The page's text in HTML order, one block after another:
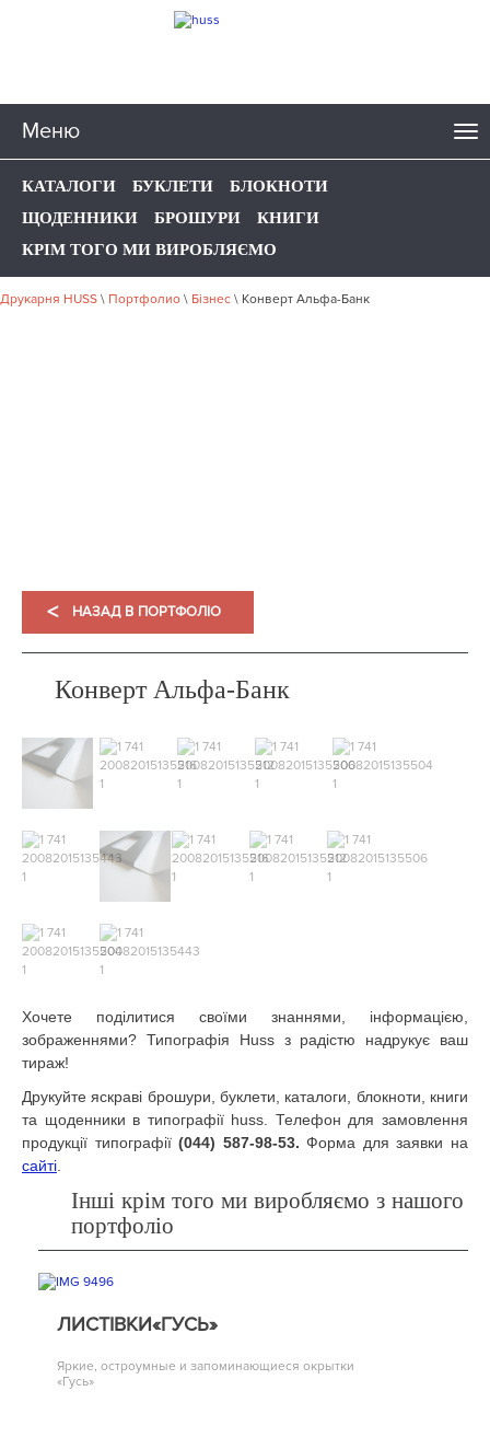
Меню
КАТАЛОГИ БУКЛЕТИ
БЛОКНОТИ
ЩОДЕННИКИ
БРОШУРИ
КНИГИ
КРІМ ТОГО МИ ВИРОБЛЯЄМО
Друкарня HUSS \ Портфолио \ Бізнес \ Конверт Альфа-Банк
< НАЗАД В ПОРТФОЛІО
Конверт Альфа-Банк
Хочете поділитися своїми знаннями, інформацією,
зображеннями? Типографія Huss з радістю надрукує ваш
тираж!
Друкуйте яскраві брошури, буклети, каталоги, блокноти, книги
та щоденники в типографії huss. Телефон для замовлення
продукції типографії(044) 587-98-53. Форма для заявки на
сайті
Інші крім того ми виробляємо з нашого
портфоліо
ЛИСТІВКИ«ГУСЬ»
Яркие, остроумные и запоминающиеся окрытки
«Гусь»